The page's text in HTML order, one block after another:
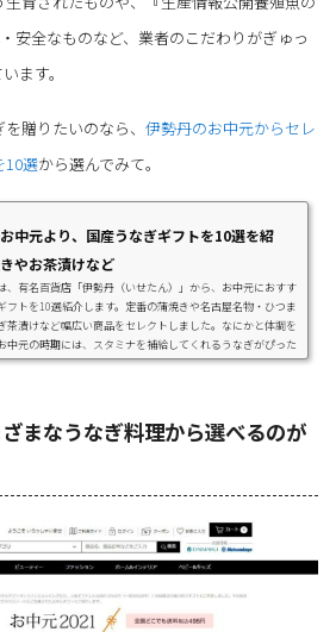
安全なものなど、業者のこだわりがぎゅっ
ます。
贈りたいのなら、 伊勢丹のお中元からセレ
10選から選んでみて。
中元より、国産うなぎギフトを10選を紹
やお茶漬けなど
、有名百貨店「伊勢丹（いせたん）」から、お中元におすす
フトを10選紹介します。定番の蒲焼きや名古屋名物・ひつま
茶漬けなど幅広い商品をセレクトしました。なにかと体調を
中元の時期には、スタミナを補給してくれるうなぎがぴった
乗り越えられて、なおかつ絶品なうなぎはお中元に喜ばれる
美味しさにはこだわりた...
まなうなぎ料理から選べるのが